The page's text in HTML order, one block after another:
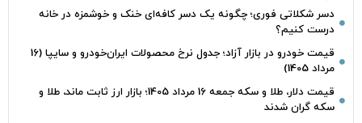
دسر شکلاتی فوری؛ چگونه یک دسر کافه‌ای خنک و خوشمزه در خانه
درست کنیم؟
قیمت خودرو در بازار آزاد؛ جدول نرخ محصولات ایران‌خودرو و سایپا (16
مرداد 1405)
قیمت دلار، طلا و سکه جمعه 16 مرداد 1405؛ بازار ارز ثابت ماند، طلا و
سکه گران شدند